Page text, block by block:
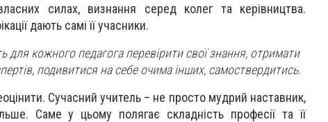
силах, визнання серед колег та керівництва.
дають самі її учасники.
для кожного педагога перевірити свої знання, отримати
подивитися на себе очима інших, самоствердитись.
Сучасний учитель – не просто мудрий наставник,
Саме у цьому полягає складність професії та її